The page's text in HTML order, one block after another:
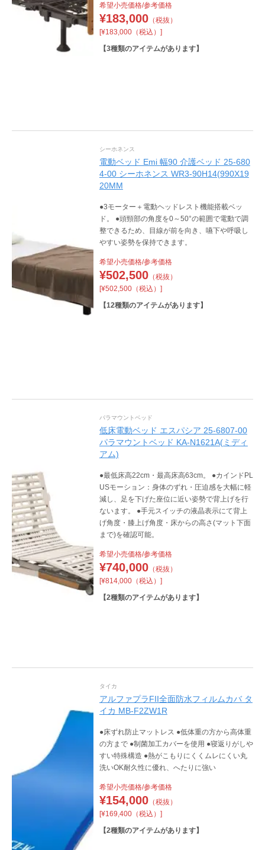
希望小売価格/参考価格
¥183,000（税抜）
[¥183,000（税込）]
【3種類のアイテムがあります】
シーホネンス
電動ベッド Emi 幅90 介護ベッド 25-680
4-00 シーホネンス WR3-90H14(990X19
20MM
●3モーター＋電動ヘッドレスト機能搭載ベッ
ド。 ●頭頸部の角度を0～50°の範囲で電動で調
整できるため、目線が前を向き、嚥下や呼吸し
やすい姿勢を保持できます。
希望小売価格/参考価格
¥502,500（税抜）
[¥502,500（税込）]
【12種類のアイテムがあります】
パラマウントベッド
低床電動ベッド エスパシア 25-6807-00
パラマウントベッド KA-N1621A(ミディ
アム)
●最低床高22cm・最高床高63cm。 ●カインドPL
USモーション：身体のずれ・圧迫感を大幅に軽
減し、足を下げた座位に近い姿勢で背上げを行
ないます。 ●手元スイッチの液晶表示にて背上
げ角度・膝上げ角度・床からの高さ(マット下面
まで)を確認可能。
希望小売価格/参考価格
¥740,000（税抜）
[¥814,000（税込）]
【2種類のアイテムがあります】
タイカ
アルファプラFII全面防水フィルムカバ タ
イカ MB-F2ZW1R
●床ずれ防止マットレス ●低体重の方から高体重
の方まで ●制菌加工カバーを使用 ●寝返りがしや
すい特殊構造 ●熱がこもりにくくムレにくい丸
洗いOK耐久性に優れ、へたりに強い
希望小売価格/参考価格
¥154,000（税抜）
[¥169,400（税込）]
【2種類のアイテムがあります】